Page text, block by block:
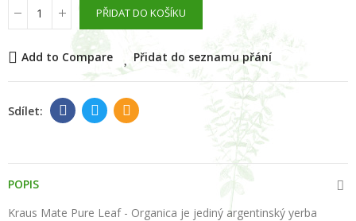
PŘIDAT DO KOŠÍKU
Add to Compare Přidat do seznamu přání
POPIS
Kraus Mate Pure Leaf - Organica je jediný argentinský yerba